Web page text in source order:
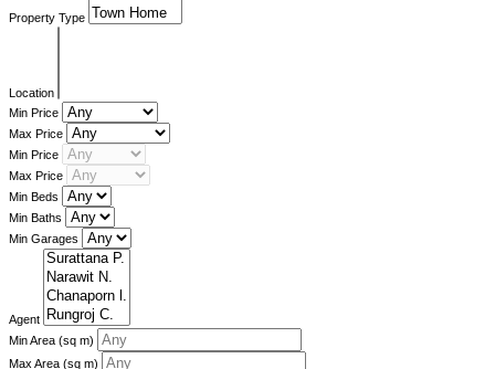
Property Type
Location
Min Price
Max Price
Min Price
Max Price
Min Beds
Min Baths
Min Garages
Agent
Min Area (sq m)
Max Area (sq m)